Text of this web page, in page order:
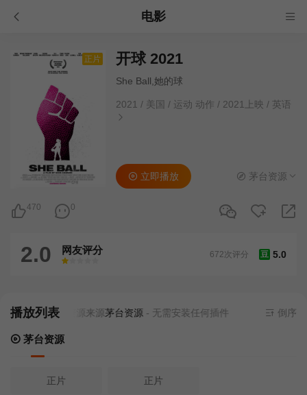
电影
正片 开球 2021
She Ball,她的球
2021 / 美国 / 运动 动作 / 2021上映 / 英语
470 0
立即播放 茅台资源
2.0 网友评分
很差
较差还行推荐
力荐
豆 5.0
672次评分
播放列表当前资源来源茅台资源- 无需安装任何插件 倒序
茅台资源
正片 正片